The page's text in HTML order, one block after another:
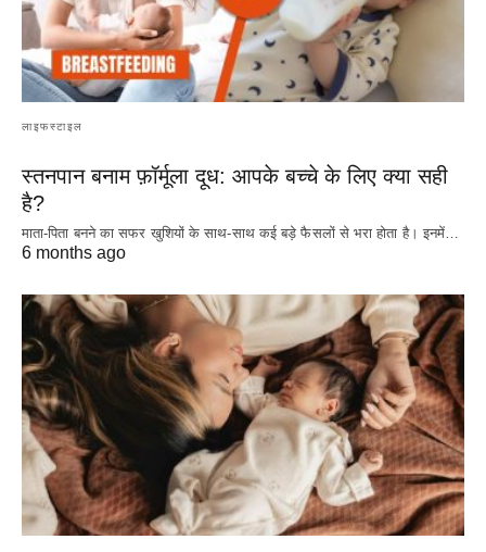
लाइफस्टाइल
स्तनपान बनाम फ़ॉर्मूला दूध: आपके बच्चे के लिए क्या सही
है?
माता-पिता बनने का सफर खुशियों के साथ-साथ कई बड़े फैसलों से भरा होता है। इनमें…
6 months ago